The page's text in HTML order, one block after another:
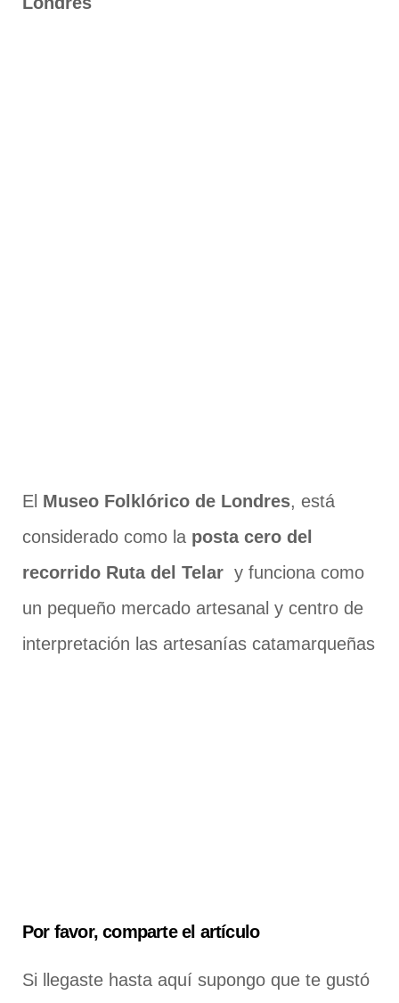
El Museo Folklórico de Londres, está
considerado como la posta cero del
recorrido Ruta del Telar y funciona como
un pequeño mercado artesanal y centro de
interpretación las artesanías catamarqueñas
Por favor, comparte el artículo
Si llegaste hasta aquí supongo que te gustó